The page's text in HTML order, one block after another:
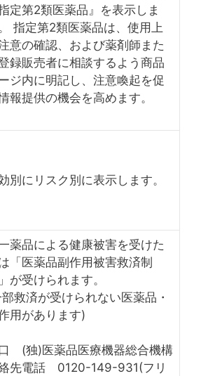
指定第2類医薬品』を表示しま
指定第2類医薬品は、使用上
意の確認、および薬剤師また
録販売者に相談するよう商品
ジ内に明記し、注意喚起を促
報提供の機会を高めます。
別にリスク別に表示します。
薬品による健康被害を受けた
「医薬品副作用被害救済制
が受けられます。
救済が受けられない医薬品・
用があります)
(独)医薬品医療機器総合機構
先電話 0120-149-931(フリ